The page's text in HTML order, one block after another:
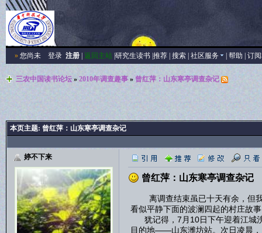
»您尚未 登录 注册| 返回主站| 研究生读书| 推荐| 搜索| 社区服务 帮助 订
三农中国读书论坛» 2010年调查趣事» 曾红萍：山东寒亭调查杂记
本页主题: 曾红萍：山东寒亭调查杂记
婷不下来
曾红萍：山东寒亭调查杂记
离调查结束虽已十天有余，但我
看似平静下面的波澜四起的村庄故
犹记得，7月10日下午迎着江城
目的地——山东潍坊站。次日凌晨，